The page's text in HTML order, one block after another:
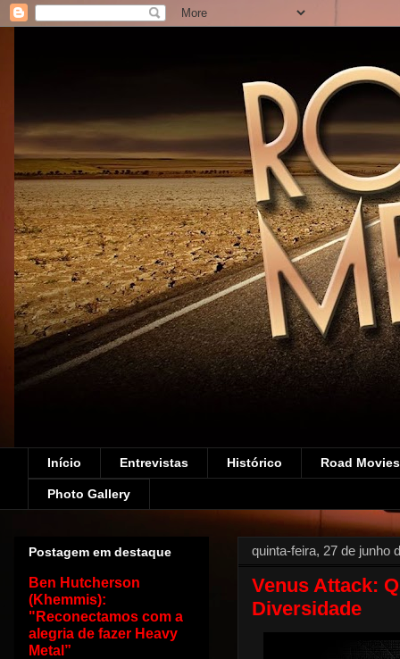
Início Entrevistas Histórico Road
Photo Gallery
quinta-feira, 27 de junho
Venus Attack:
Diversidade
Postagem em destaque
Ben Hutcherson
(Khemmis):
"Reconectamos com a
alegria de fazer Heavy
Metal”